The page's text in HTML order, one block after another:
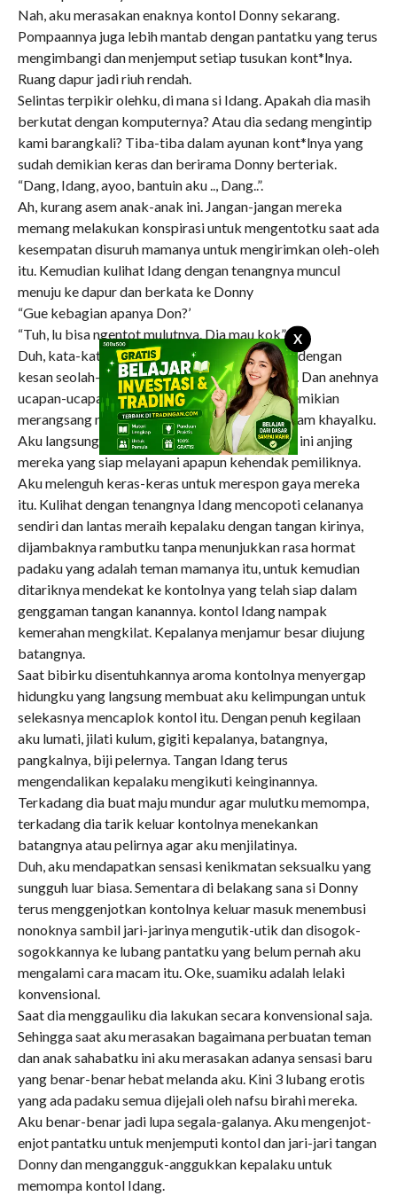
X
Nah, aku merasakan enaknya kontol Donny sekarang.
Pompaannya juga lebih mantab dengan pantatku yang terus
mengimbangi dan menjemput setiap tusukan kont*lnya.
Ruang dapur jadi riuh rendah.
Selintas terpikir olehku, di mana si Idang. Apakah dia masih
berkutat dengan komputernya? Atau dia sedang mengintip
kami barangkali? Tiba-tiba dalam ayunan kont*lnya yang
sudah demikian keras dan berirama Donny berteriak.
“Dang, Idang, ayoo, bantuin aku .., Dang..”.
Ah, kurang asem anak-anak ini. Jangan-jangan mereka
memang melakukan konspirasi untuk mengentotku saat ada
kesempatan disuruh mamanya untuk mengirimkan oleh-oleh
itu. Kemudian kulihat Idang dengan tenangnya muncul
menuju ke dapur dan berkata ke Donny
“Gue kebagian apanya Don?’
“Tuh, lu bisa ngentot mulutnya. Dia mau kok”.
Duh, kata-kata seronok yang mereka ucapkan dengan
kesan seolah-olah aku ini hanya obyek mereka. Dan anehnya
ucapan-ucapan yang sangat tidak santun itu demikian
merangsang nafsu birahiku, sangat eksotik dalam khayalku.
Aku langsung membayangkan seolah-olah aku ini anjing
mereka yang siap melayani apapun kehendak pemiliknya.
Aku melenguh keras-keras untuk merespon gaya mereka
itu. Kulihat dengan tenangnya Idang mencopoti celananya
sendiri dan lantas meraih kepalaku dengan tangan kirinya,
dijambaknya rambutku tanpa menunjukkan rasa hormat
padaku yang adalah teman mamanya itu, untuk kemudian
ditariknya mendekat ke kontolnya yang telah siap dalam
genggaman tangan kanannya. kontol Idang nampak
kemerahan mengkilat. Kepalanya menjamur besar diujung
batangnya.
Saat bibirku disentuhkannya aroma kontolnya menyergap
hidungku yang langsung membuat aku kelimpungan untuk
selekasnya mencaplok kontol itu. Dengan penuh kegilaan
aku lumati, jilati kulum, gigiti kepalanya, batangnya,
pangkalnya, biji pelernya. Tangan Idang terus
mengendalikan kepalaku mengikuti keinginannya.
Terkadang dia buat maju mundur agar mulutku memompa,
terkadang dia tarik keluar kontolnya menekankan
batangnya atau pelirnya agar aku menjilatinya.
Duh, aku mendapatkan sensasi kenikmatan seksualku yang
sungguh luar biasa. Sementara di belakang sana si Donny
terus menggenjotkan kontolnya keluar masuk menembusi
nonoknya sambil jari-jarinya mengutik-utik dan disogok-
sogokkannya ke lubang pantatku yang belum pernah aku
mengalami cara macam itu. Oke, suamiku adalah lelaki
konvensional.
Saat dia menggauliku dia lakukan secara konvensional saja.
Sehingga saat aku merasakan bagaimana perbuatan teman
dan anak sahabatku ini aku merasakan adanya sensasi baru
yang benar-benar hebat melanda aku. Kini 3 lubang erotis
yang ada padaku semua dijejali oleh nafsu birahi mereka.
Aku benar-benar jadi lupa segala-galanya. Aku mengenjot-
enjot pantatku untuk menjemputi kontol dan jari-jari tangan
Donny dan mengangguk-anggukkan kepalaku untuk
memompa kontol Idang.